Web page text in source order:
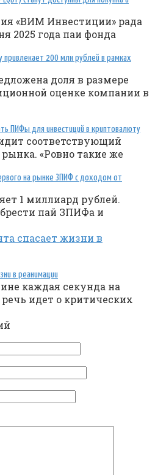
«ВИМ Инвестиции» рада
2025 года паи фонда
привлекает 200 млн рублей в рамках
доля в размере
оценке компании в
ПИФы для инвестиций в криптовалюту
соответствующий
«Ровно такие же
на рынке ЗПИФ с доходом от
1 миллиард рублей.
пай ЗПИФа и
в реанимации
каждая секунда на
речь идет о критических